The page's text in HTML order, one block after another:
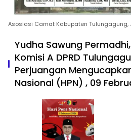
Asosiasi Camat Kabupaten Tulungagung,
Yudha Sawung
Komisi A DPRD
Perjuangan
Nasional (HPN) , 09